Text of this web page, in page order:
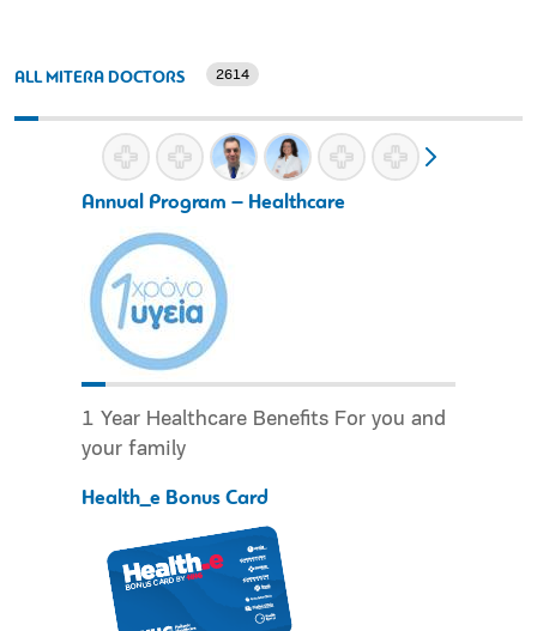
ALL MITERA DOCTORS 2614
Annual Program – Healthcare
1 Year Healthcare Benefits For you and
your family
Health_e Bonus Card